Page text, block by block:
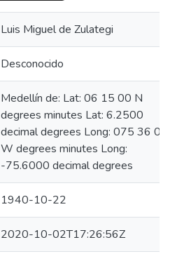
Luis Miguel de Zulategi
Desconocido
Medellín de: Lat: 06 15 00 N
degrees minutes Lat: 6.2500
decimal degrees Long: 075 36 00
W degrees minutes Long:
-75.6000 decimal degrees
1940-10-22
2020-10-02T17:26:56Z